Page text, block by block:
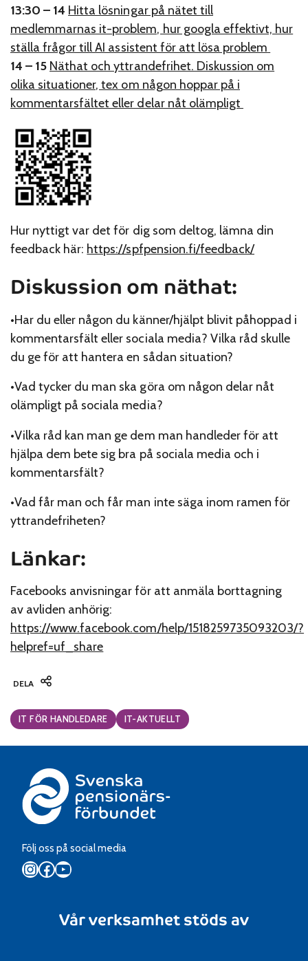
13:30 – 14 Hitta lösningar på nätet till
medlemmarnas it-problem, hur googla effektivt, hur
ställa frågor till AI assistent för att lösa problem
14 – 15 Näthat och yttrandefrihet. Diskussion om
olika situationer, tex om någon hoppar på i
kommentarsfältet eller delar nåt olämpligt
Hur nyttigt var det för dig som deltog, lämna din
feedback här: https://spfpension.fi/feedback/
Diskussion om näthat:
•Har du eller någon du känner/hjälpt blivit påhoppad i
kommentarsfält eller sociala media? Vilka råd skulle
du ge för att hantera en sådan situation?
•Vad tycker du man ska göra om någon delar nåt
olämpligt på sociala media?
•Vilka råd kan man ge dem man handleder för att
hjälpa dem bete sig bra på sociala media och i
kommentarsfält?
•Vad får man och får man inte säga inom ramen för
yttrandefriheten?
Länkar:
Facebooks anvisningar för att anmäla borttagning
av avliden anhörig:
https://www.facebook.com/help/1518259735093203/?
helpref=uf_share
DELA
Categories:
IT FÖR HANDLEDARE IT-AKTUELLT
Följ oss på social media
Instagram
Facebook
YouTube
Vår verksamhet stöds av